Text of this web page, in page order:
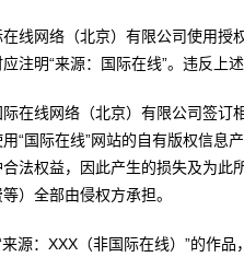
线网络（北京）有限公司使用
注明“来源：国际在线”。违反上
在线网络（北京）有限公司签订
“国际在线”网站的自有版权信息
法权益，因此产生的损失及为此
）全部由侵权方承担。
源：XXX（非国际在线）”的作